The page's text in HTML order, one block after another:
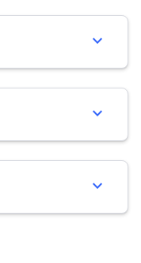
expand_more
expand_more
expand_more